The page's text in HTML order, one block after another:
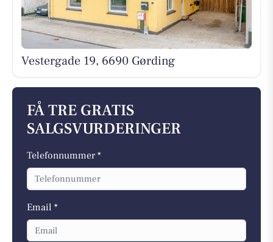
Vestergade 19, 6690 Gørding
FÅ TRE GRATIS
SALGSVURDERINGER
Telefonnummer *
Email *